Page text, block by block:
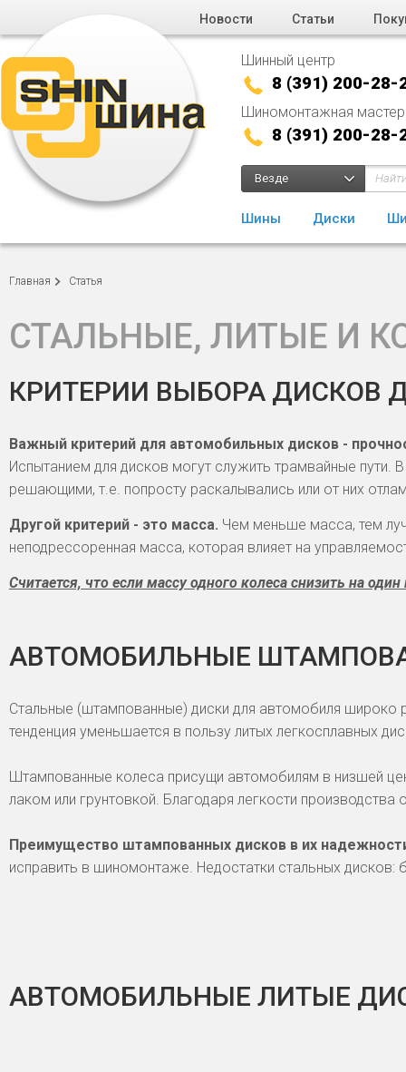
Новости Статьи
Шинный центр
8 (391) 200-28-
Шиномонтажная
8 (391) 200-28-
Везде
Шины Диски
Главная Статья
СТАЛЬНЫЕ, ЛИТЫЕ И
КРИТЕРИИ ВЫБОРА ДИСКОВ
Важный критерий для автомобильных дисков -
Испытанием для дисков могут служить трамвайные пути.
решающими, т.е. попросту раскалывались или от них
Другой критерий - это масса. Чем меньше масса, тем
неподрессоренная масса, которая влияет на
Считается, что если массу одного колеса снизить на
АВТОМОБИЛЬНЫЕ
Стальные (штампованные) диски для автомобиля широко
тенденция уменьшается в пользу литых легкосплавных
Штампованные колеса присущи автомобилям в низшей
лаком или грунтовкой. Благодаря легкости
Преимущество штампованных дисков в их
исправить в шиномонтаже. Недостатки стальных
АВТОМОБИЛЬНЫЕ ЛИТЫЕ